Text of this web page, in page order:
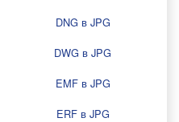
DNG в JPG
DWG в JPG
EMF в JPG
ERF в JPG